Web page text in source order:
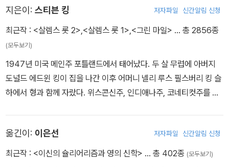
으로 해리건 씨에게 스마트폰을 선물하게 된다. 처음엔 스마트폰에
신 뉴스와 다양한 기능에 매료된다. 그러나 해리건 씨가 노환으로 숨
을 거두게 되자, 크레이그는 해리건 씨가 너무나 아끼던 전화기를 몰
래 그의 시신에 숨겨둔다. 그리고 생각날 때마다 묘지에 묻혀 있을 해
리건 씨에게 전화를 거는데...
전 세계가 대규모 지진과 재앙으로 종말을 향해 치닫고 있는 와중에,
마티는 뜬금없이 광고판에 뜬 '39년 동안의 근사했던 시간! 고마웠어
지은이: 스티븐 킹 저자파일 신간알림 신청
최근작 : <살렘스 롯 2>,<살렘스 롯 1>,<그린 마일> … 총 2856종
(모두보기)
1947년 미국 메인주 포틀랜드에서 태어났다. 두 살 무렵에 아버지
도널드 에드윈 킹이 집을 나간 이후 어머니 넬리 루스 필스버리 킹 슬
하에서 형과 함께 자랐다. 위스콘신주, 인디애나주, 코네티컷주를 전
에 매주 칼럼을 썼고, 학생 위원으로서 학내 정치 활동에도 적극적으
로 참여해 반전 운동을 지지하기도 했다. 대학 도서관에서 일하던 중
옮긴이: 이은선 저자파일 신간알림 신청
최근작 : <이신의 슐리어리즘과 영의 신학> … 총 402종 (모두보기)